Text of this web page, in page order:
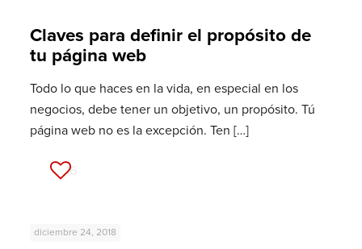
Claves para definir el propósito de
tu página web
Todo lo que haces en la vida, en especial en los
negocios, debe tener un objetivo, un propósito. Tú
página web no es la excepción. Ten […]
16
diciembre 24, 2018